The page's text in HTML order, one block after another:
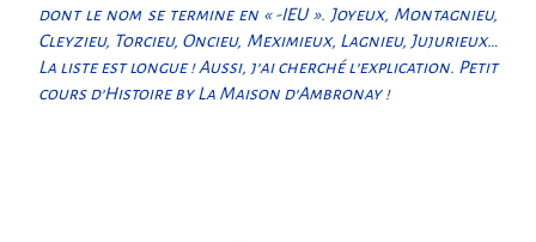
dont le nom se termine en « -IEU ». Joyeux, Montagnieu,
Cleyzieu, Torcieu, Oncieu, Meximieux, Lagnieu, Jujurieux…
La liste est longue ! Aussi, j’ai cherché l’explication. Petit
cours d’Histoire by La Maison d’Ambronay !